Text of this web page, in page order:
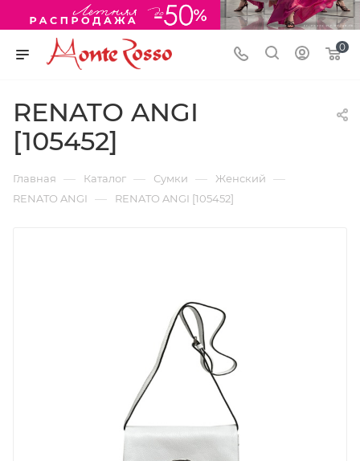
0
RENATO ANGI
[105452]
Главная — Каталог — Сумки — Женский —
RENATO ANGI — RENATO ANGI [105452]